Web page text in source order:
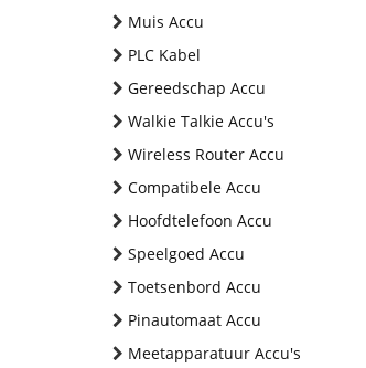
Muis Accu
PLC Kabel
Gereedschap Accu
Walkie Talkie Accu's
Wireless Router Accu
Compatibele Accu
Hoofdtelefoon Accu
Speelgoed Accu
Toetsenbord Accu
Pinautomaat Accu
Meetapparatuur Accu's